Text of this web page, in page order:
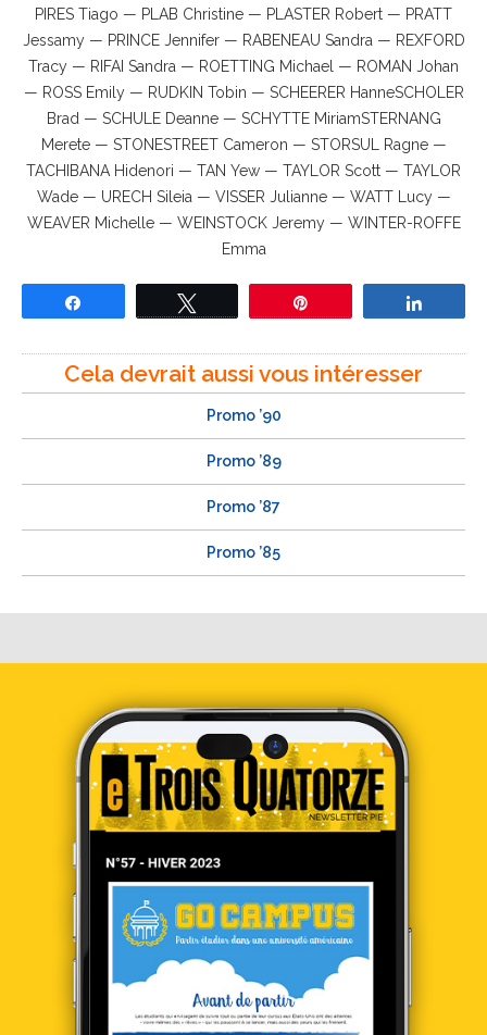
PIRES Tiago — PLAB Christine — PLASTER Robert — PRATT
Jessamy — PRINCE Jennifer — RABENEAU Sandra — REXFORD
Tracy — RIFAI Sandra — ROETTING Michael — ROMAN Johan
— ROSS Emily — RUDKIN Tobin — SCHEERER HanneSCHOLER
Brad — SCHULE Deanne — SCHYTTE MiriamSTERNANG
Merete — STONESTREET Cameron — STORSUL Ragne —
TACHIBANA Hidenori — TAN Yew — TAYLOR Scott — TAYLOR
Wade — URECH Sileia — VISSER Julianne — WATT Lucy —
WEAVER Michelle — WEINSTOCK Jeremy — WINTER-ROFFE
Emma
Cela devrait aussi vous intéresser
Promo ’90
Promo ’89
Promo ’87
Promo ’85